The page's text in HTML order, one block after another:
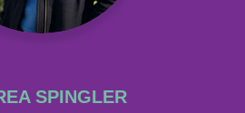
SPINGLER